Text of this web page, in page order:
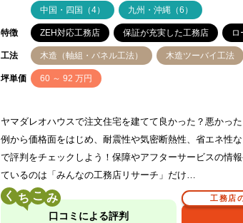
中国・四国（4） 九州・沖縄（6）
特徴 ZEH対応工務店 保証が充実した工務店 ロ
工法 木造（軸組・パネル工法） 木造ツーバイ工法
坪単価 60 ～ 92 万円
ヤマダレオハウスで注文住宅を建てて良かった？悪かっ
例から価格面をはじめ、耐震性や気密断熱性、省エネ性
で評判をチェックしよう！保障やアフターサービスの情
ているのは「みんなの工務店リサーチ」だけ…
く こ
口コミによる評判
工務店